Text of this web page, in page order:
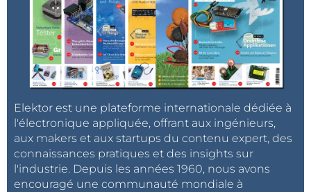
Elektor est une plateforme internationale dédiée à
l'électronique appliquée, offrant aux ingénieurs,
aux makers et aux startups du contenu expert, des
connaissances pratiques et des insights sur
l'industrie. Depuis les années 1960, nous avons
encouragé une communauté mondiale à